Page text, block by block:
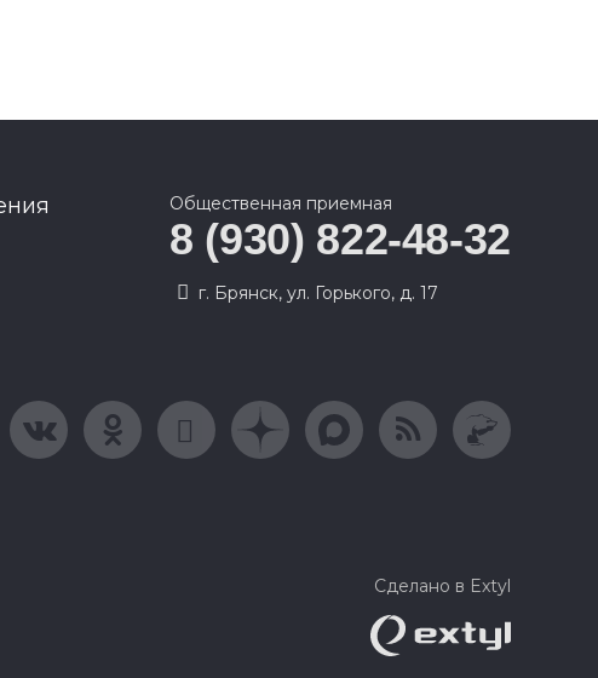
Общественная приемная
8 (930) 822-48-32
г. Брянск, ул. Горького, д. 17
Сделано в Extyl